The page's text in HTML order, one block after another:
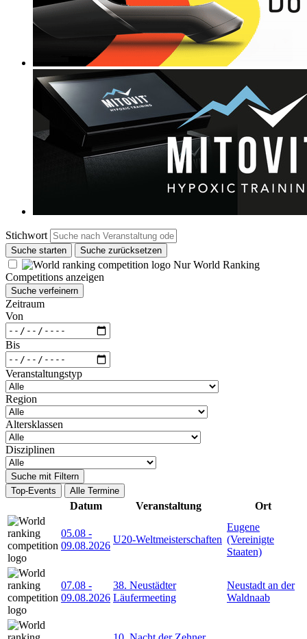
Stichwort
Suche starten Suche zurücksetzen
Nur World Ranking
Competitions anzeigen
Suche verfeinern
Zeitraum
Von
Bis
Veranstaltungstyp
Region
Altersklassen
Disziplinen
Suche mit Filtern
Top-Events
Alle Termine
Datum Veranstaltung Ort
05.08 -
09.08.2026
U20-Weltmeisterschaften
Eugene
(Vereinigte
Staaten)
07.08 -
09.08.2026
38. Neustädter
Läufermeeting
Neustadt an der
Waldnaab